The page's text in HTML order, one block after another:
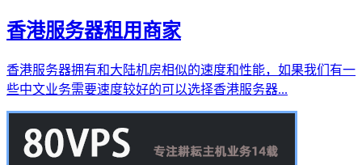
香港服务器租用商家
香港服务器拥有和大陆机房相似的速度和性能，如果我们有一
些中文业务需要速度较好的可以选择香港服务器...